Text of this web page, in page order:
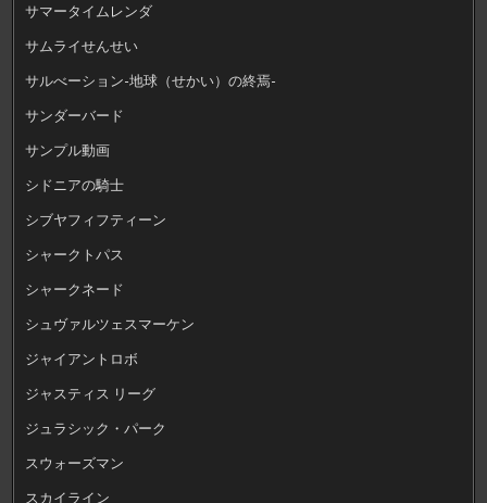
サマータイムレンダ
サムライせんせい
サルべーション-地球（せかい）の終焉-
サンダーバード
サンプル動画
シドニアの騎士
シブヤフィフティーン
シャークトパス
シャークネード
シュヴァルツェスマーケン
ジャイアントロボ
ジャスティス リーグ
ジュラシック・パーク
スウォーズマン
スカイライン